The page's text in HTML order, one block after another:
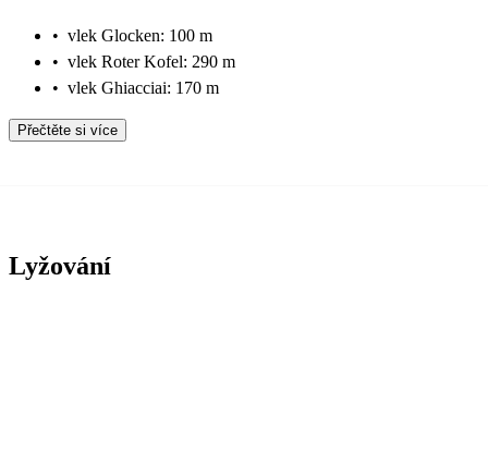
• vlek Glocken: 100 m
• vlek Roter Kofel: 290 m
• vlek Ghiacciai: 170 m
Přečtěte si více
Lyžování